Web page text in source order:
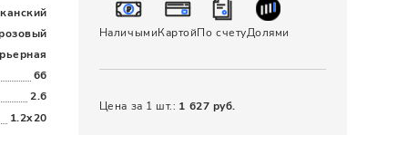
66
2.6
1.2x20
НаличымиКартойПо счетуДолями
Цена за 1 шт.: 1 627 руб.